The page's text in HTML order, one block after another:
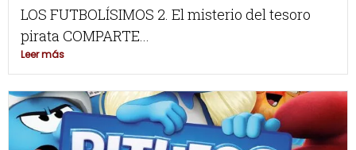
LOS FUTBOLÍSIMOS 2. El misterio del tesoro
pirata COMPARTE...
Leer más